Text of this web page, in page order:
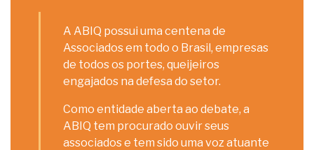
A ABIQ possui uma centena de
Associados em todo o Brasil, empresas
de todos os portes, queijeiros
engajados na defesa do setor.
Como entidade aberta ao debate, a
ABIQ tem procurado ouvir seus
associados e tem sido uma voz atuante